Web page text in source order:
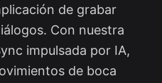
de grabar
Con nuestra
impulsada por IA,
de boca